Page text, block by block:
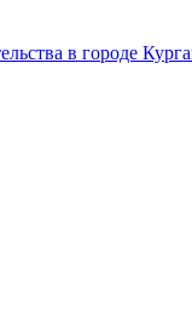
в городе